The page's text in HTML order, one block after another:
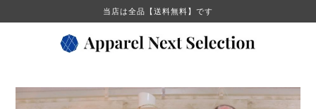
当店は全品【送料無料】です